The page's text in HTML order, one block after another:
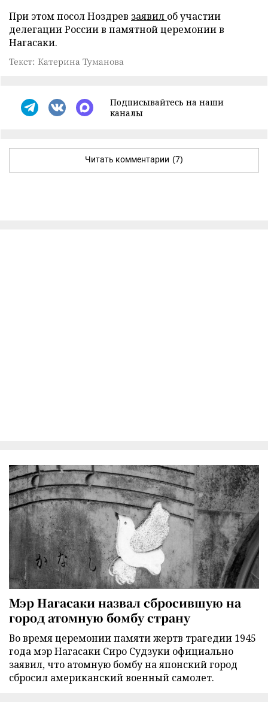
При этом посол Ноздрев заявил об участии
делегации России в памятной церемонии в
Нагасаки.
Текст: Катерина Туманова
Подписывайтесь на наши
каналы
Читать комментарии (7)
Мэр Нагасаки назвал сбросившую на
город атомную бомбу страну
Во время церемонии памяти жертв трагедии 1945
года мэр Нагасаки Сиро Судзуки официально
заявил, что атомную бомбу на японский город
сбросил американский военный самолет.